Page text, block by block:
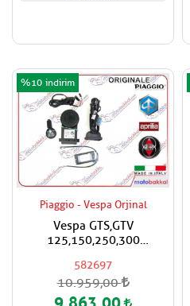
Piaggio - Vespa Orjinal
Vespa GTS,GTV
125,150,250,300
Sistemi
582697
%10
10.959,00